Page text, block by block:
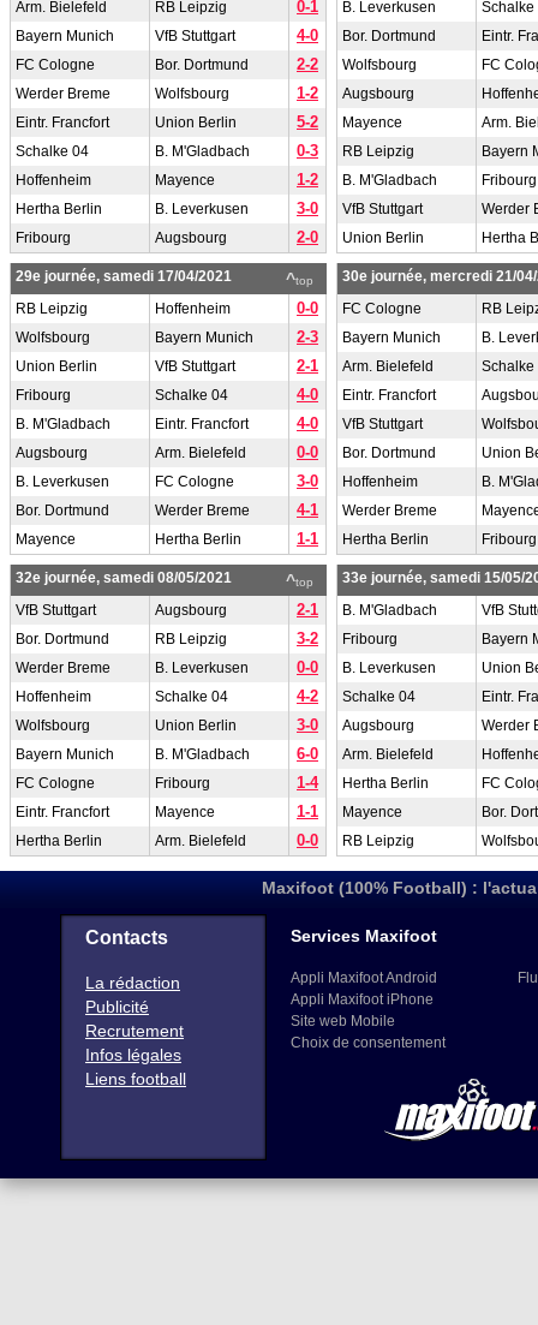
Arm. Bielefeld RB Leipzig 0-1
Bayern Munich VfB Stuttgart 4-0
FC Cologne Bor. Dortmund 2-2
Werder Breme Wolfsbourg 1-2
Eintr. Francfort Union Berlin 5-2
Schalke 04 B. M'Gladbach 0-3
Hoffenheim Mayence 1-2
Hertha Berlin B. Leverkusen 3-0
Fribourg Augsbourg 2-0
B. Leverkusen
Schalke
Bor. Dortmund
Eintr.
Wolfsbourg
FC
Augsbourg
Mayence
Arm.
RB Leipzig
Bayern
B. M'Gladbach
Fribourg
VfB Stuttgart
Werder
Union Berlin
Hertha
^top
29e journée, samedi 17/04/2021
RB Leipzig
Hoffenheim 0-0
Wolfsbourg Bayern Munich 2-3
Union Berlin VfB Stuttgart 2-1
Fribourg Schalke 04 4-0
B. M'Gladbach Eintr. Francfort 4-0
Augsbourg Arm. Bielefeld 0-0
B. Leverkusen FC Cologne 3-0
Bor. Dortmund Werder Breme 4-1
Mayence Hertha Berlin 1-1
30e journée, mercredi 21/
FC Cologne
RB
Bayern Munich
B.
Arm. Bielefeld
Schalke
Eintr. Francfort
VfB Stuttgart
Bor. Dortmund
Union
Hoffenheim
B.
Werder Breme
Hertha Berlin
Fribourg
^top
32e journée, samedi 08/05/2021
VfB Stuttgart
Augsbourg 2-1
Bor. Dortmund RB Leipzig 3-2
Werder Breme B. Leverkusen 0-0
Hoffenheim Schalke 04 4-2
Wolfsbourg Union Berlin 3-0
Bayern Munich B. M'Gladbach 6-0
FC Cologne Fribourg 1-4
Eintr. Francfort Mayence 1-1
Hertha Berlin Arm. Bielefeld 0-0
33e journée, samedi 15/05/
B. M'Gladbach
VfB
Fribourg
Bayern
B. Leverkusen
Union
Schalke 04
Eintr.
Augsbourg
Werder
Arm. Bielefeld
Hertha Berlin
FC
Mayence
Bor.
RB Leipzig
Maxifoot (100% Football) :
Contacts
La rédaction
Publicité
Recrutement
Infos légales
Liens football
Services Maxifoot
Appli Maxifoot Android
Appli Maxifoot iPhone
Site web Mobile
Choix de consentement